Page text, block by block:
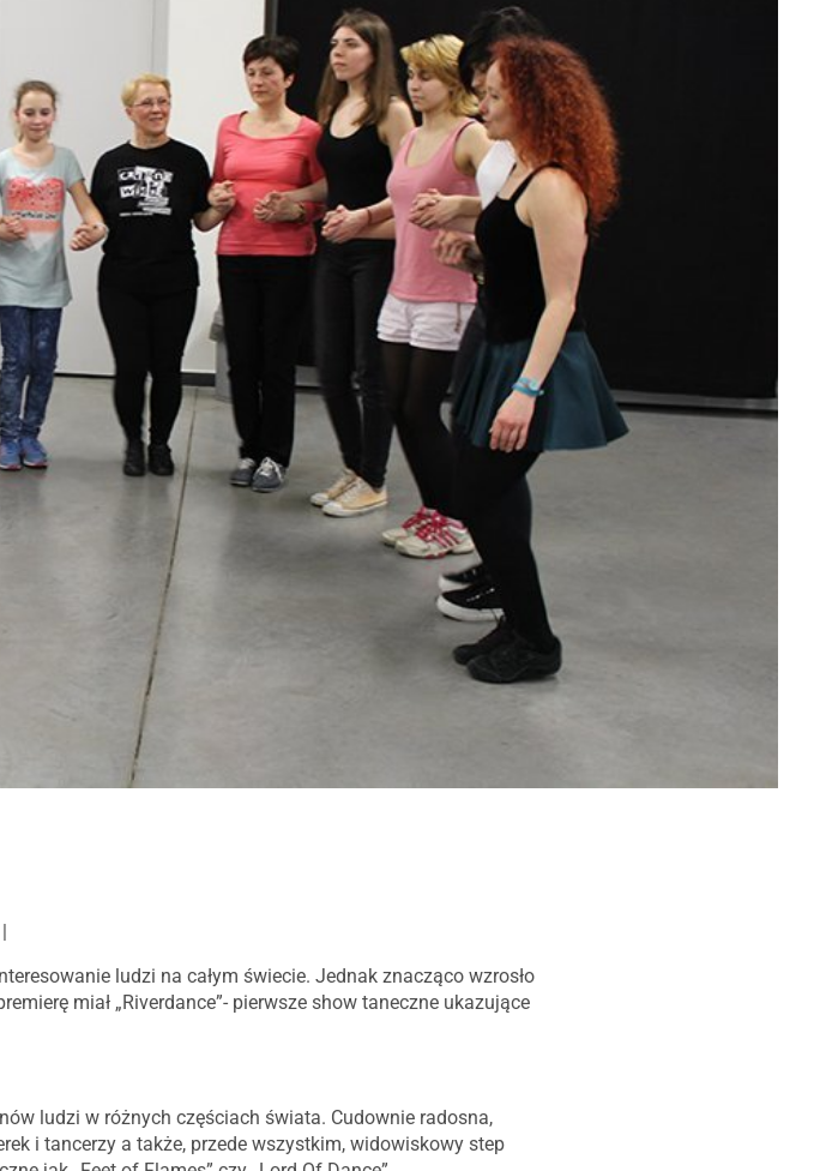
ludzi na całym świecie. Jednak znacząco wzrosło
miał „Riverdance”- pierwsze show taneczne ukazujące
ludzi w różnych częściach świata. Cudownie radosna,
i tancerzy a także, przede wszystkim, widowiskowy step